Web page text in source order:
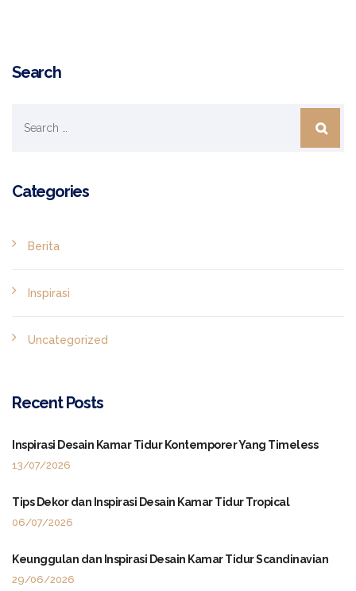
Search
Categories
Berita
Inspirasi
Uncategorized
Recent Posts
Inspirasi Desain Kamar Tidur Kontemporer Yang Timeless
13/07/2026
Tips Dekor dan Inspirasi Desain Kamar Tidur Tropical
06/07/2026
Keunggulan dan Inspirasi Desain Kamar Tidur Scandinavian
29/06/2026